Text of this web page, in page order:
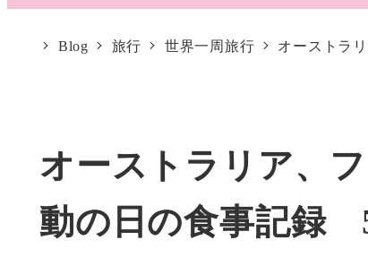
Blog 旅行 世界一周旅行 オーストラ
オーストラリア、
動の日の食事記録